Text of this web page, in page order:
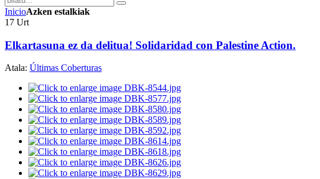
InicioAzken estalkiak
17 Urt
Elkartasuna ez da delitua! Solidaridad con Palestine Action.
Atala: Últimas Coberturas